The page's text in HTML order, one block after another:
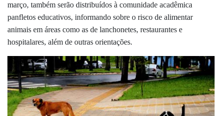
março, também serão distribuídos à comunidade acadêmica
panfletos educativos, informando sobre o risco de alimentar
animais em áreas como as de lanchonetes, restaurantes e
hospitalares, além de outras orientações.